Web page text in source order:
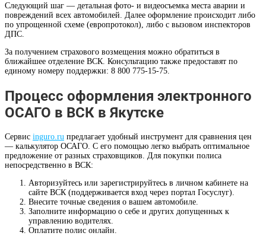
Следующий шаг — детальная фото- и видеосъемка места аварии и
повреждений всех автомобилей. Далее оформление происходит либо
по упрощенной схеме (европротокол), либо с вызовом инспекторов
ДПС.
За получением страхового возмещения можно обратиться в
ближайшее отделение ВСК. Консультацию также предоставят по
единому номеру поддержки: 8 800 775-15-75.
Процесс оформления электронного
ОСАГО в ВСК в Якутске
Сервис inguro.ru предлагает удобный инструмент для сравнения цен
— калькулятор ОСАГО. С его помощью легко выбрать оптимальное
предложение от разных страховщиков. Для покупки полиса
непосредственно в ВСК:
Авторизуйтесь или зарегистрируйтесь в личном кабинете на
сайте ВСК (поддерживается вход через портал Госуслуг).
Внесите точные сведения о вашем автомобиле.
Заполните информацию о себе и других допущенных к
управлению водителях.
Оплатите полис онлайн.